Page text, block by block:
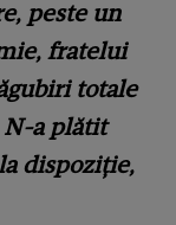
peste un
fratelui
totale
N-a plătit
dispoziție,